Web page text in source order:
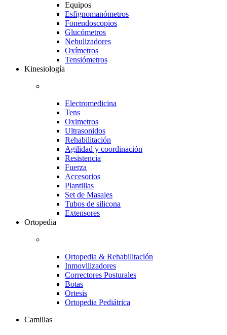
Equipos
Esfignomanómetros
Fonendoscopios
Glucómetros
Nebulizadores
Oxímetros
Tensiómetros
Kinesiología
Electromedicina
Tens
Oximetros
Ultrasonidos
Rehabilitación
Agilidad y coordinación
Resistencia
Fuerza
Accesorios
Plantillas
Set de Masajes
Tubos de silicona
Extensores
Ortopedia
Ortopedia & Rehabilitación
Inmovilizadores
Correctores Posturales
Botas
Ortesis
Ortopedia Pediátrica
Camillas